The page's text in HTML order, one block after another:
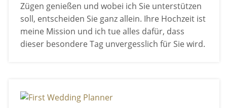
Zügen genießen und wobei ich Sie unterstützen
soll, entscheiden Sie ganz allein. Ihre Hochzeit ist
meine Mission und ich tue alles dafür, dass
dieser besondere Tag unvergesslich für Sie wird.